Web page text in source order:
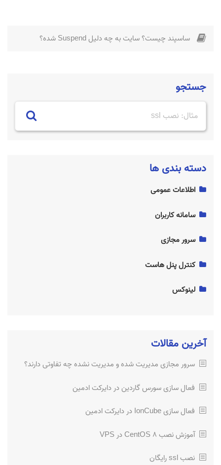
ساسپند چیست؟ سایت به چه دلیل Suspend شده؟
جستجو
دسته بندی ها
اطلاعات عمومی
سامانه کاربران
سرور مجازی
کنترل پنل هاست
آموزش نصب ssl رایگان
لینوکس
آخرین مقالات
سرور مجازی مدیریت شده و مدیریت نشده چه تفاوتی دارند؟
فعال سازی سورس گاردین در دایرکت ادمین
فعال سازی IonCube در دایرکت ادمین
آموزش نصب CentOS 8 در VPS
نصب ssl رایگان